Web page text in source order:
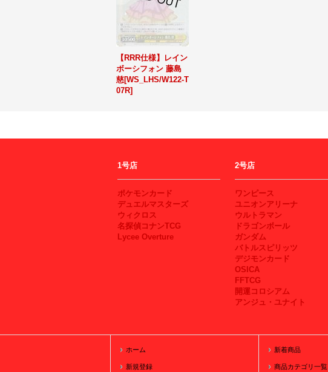
【RRR仕様】レイン
ボーシフォン 藤島
慈[WS_LHS/W122-T
07R]
1号店
ポケモンカード
デュエルマスターズ
ウィクロス
名探偵コナンTCG
Lycee Overture
2号店
ワンピース
ユニオンアリーナ
ウルトラマン
ドラゴンボール
ガンダム
バトルスピリッツ
デジモンカード
OSICA
FFTCG
開運コロシアム
アンジュ・ユナイト
ホーム
新規登録
新着商品
商品カテゴリ一覧